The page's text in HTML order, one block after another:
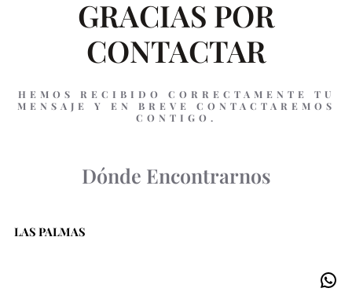
GRACIAS POR
CONTACTAR
HEMOS RECIBIDO CORRECTAMENTE TU
MENSAJE Y EN BREVE CONTACTAREMOS
CONTIGO.
Dónde Encontrarnos
LAS PALMAS